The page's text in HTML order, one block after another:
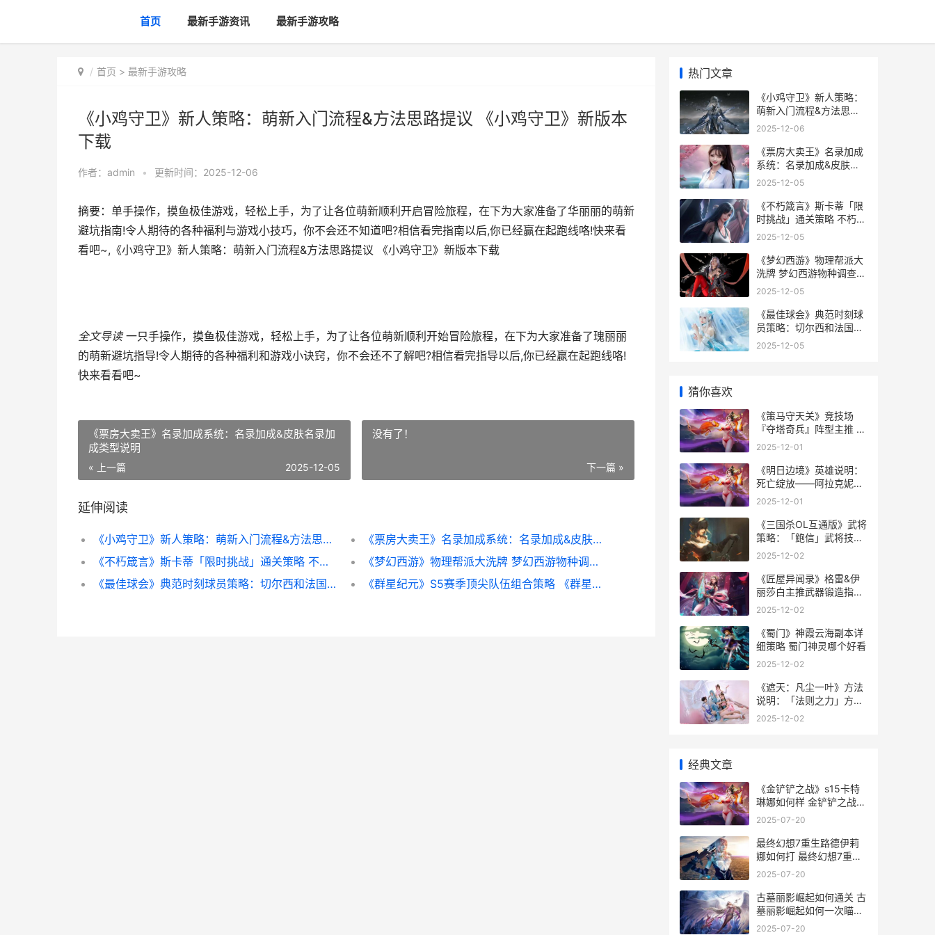
首页 最新手游资讯 最新手游攻略
首页 > 最新手游攻略
《小鸡守卫》新人策略：萌新入门流程&方法思路提议 《小鸡守卫》新版本
下载
作者： admin • 更新时间：2025-12-06
摘要：单手操作，摸鱼极佳游戏，轻松上手，为了让各位萌新顺利开启冒险旅程，在下为大家准备了华丽丽的萌新
避坑指南!令人期待的各种福利与游戏小技巧，你不会还不知道吧?相信看完指南以后,你已经赢在起跑线咯!快来看
看吧~,《小鸡守卫》新人策略：萌新入门流程&方法思路提议 《小鸡守卫》新版本下载
全文导读一只手操作，摸鱼极佳游戏，轻松上手，为了让各位萌新顺利开始冒险旅程，在下为大家准备了瑰丽丽
的萌新避坑指导!令人期待的各种福利和游戏小诀窍，你不会还不了解吧?相信看完指导以后,你已经赢在起跑线咯!
快来看看吧~
《票房大卖王》名录加成系统：名录加成&皮肤名录加
成类型说明
« 上一篇 2025-12-05
没有了！
下一篇 »
延伸阅读
《小鸡守卫》新人策略：萌新入门流程&方法思路提议 《小鸡守卫》新版本下载
《票房大卖王》名录加成系统：名录加成&皮肤名录加成类型说明
《不朽箴言》斯卡蒂「限时挑战」通关策略 不朽的史诗
《梦幻西游》物理帮派大洗牌 梦幻西游物种调查值不值得做
《最佳球会》典范时刻球员策略：切尔西和法国队套绝顶组建指导 最佳球会手游
《群星纪元》S5赛季顶尖队伍组合策略 《群星纪元》客服电话
热门文章
《小鸡守卫》新人策略：
萌新入门流程&方法思路
提议 《小鸡守卫》新版本
2025-12-06
《票房大卖王》名录加成
系统：名录加成&皮肤名
录加成类型说明
2025-12-05
《不朽箴言》斯卡蒂「限
时挑战」通关策略 不朽的
史诗
2025-12-05
《梦幻西游》物理帮派大
洗牌 梦幻西游物种调查值
不值得做
2025-12-05
《最佳球会》典范时刻球
员策略：切尔西和法国队
套绝顶组建指导 最佳球会
2025-12-05
猜你喜欢
《策马守天关》竞技场
『夺塔奇兵』阵型主推 策
马守天关手游攻略
2025-12-01
《明日边境》英雄说明：
死亡绽放——阿拉克妮
《明日边境》英文翻译
2025-12-01
《三国杀OL互通版》武将
策略：「鲍信」武将技能
组合详细解答 三国杀ol互
2025-12-02
《匠屋异闻录》格雷&伊
丽莎白主推武器锻造指导
《匠屋异闻录》在线观看
2025-12-02
《蜀门》神霞云海副本详
细策略 蜀门神灵哪个好看
2025-12-02
《遮天：凡尘一叶》方法
说明：「法则之力」方法
详细解答 遮天同人凡浩
2025-12-02
经典文章
《金铲铲之战》s15卡特
琳娜如何样 金铲铲之战官
网
2025-07-20
最终幻想7重生路德伊莉
娜如何打 最终幻想7重生
老实人
2025-07-20
古墓丽影崛起如何通关 古
墓丽影崛起如何一次瞄准
三个
2025-07-20